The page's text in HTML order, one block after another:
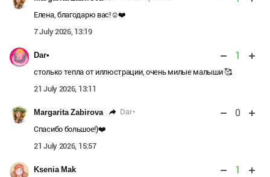
Елена, благодарю вас!☺️❤️
7 July 2026, 13:19
Dar• 1
столько тепла от иллюстрации, очень милые малыши 🥰
21 July 2026, 13:11
Margarita Zabirova Dar• 0
Спасибо большое!)❤️
21 July 2026, 15:57
Ksenia Mak 1